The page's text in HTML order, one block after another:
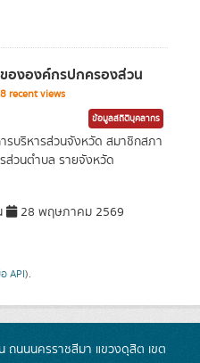
ององค์กรปกครองส่วน
recent views
ข้อมูลสถิติบุคลากร
บริหารส่วนจังหวัด สมาชิกสภา
ส่วนตำบล รายจังหวัด
28 พฤษภาคม 2569
API).
ถนนนครราชสีมา แขวงดุสิต เขต